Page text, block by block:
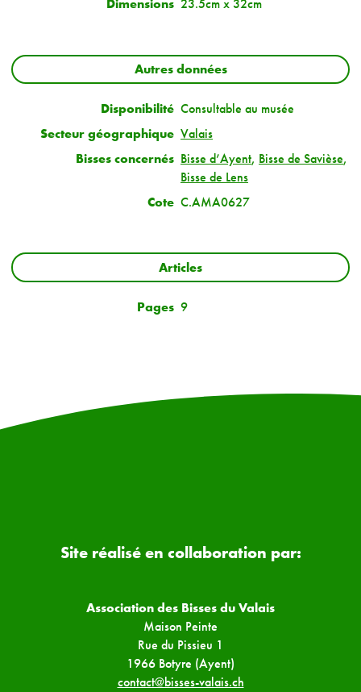
Dimensions 23.5cm x 32cm
Autres données
Disponibilité Consultable au musée
Secteur géographique Valais
Bisses concernés Bisse d’Ayent, Bisse de Savièse,
Bisse de Lens
Cote C.AMA0627
Articles
Pages 9
Site réalisé en collaboration par:
Association des Bisses du Valais
Maison Peinte
Rue du Pissieu 1
1966 Botyre (Ayent)
contact@bisses-valais.ch